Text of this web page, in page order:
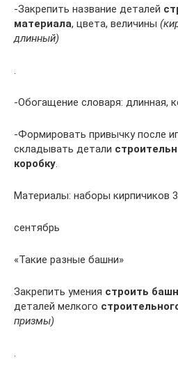
-Закрепить название деталей
материала, цвета, величины
длинный)
.
-Обогащение словаря: длинная,
-Формировать привычку после
складывать детали
коробку.
Материалы: наборы кирпичиков
сентябрь
«Такие разные башни»
Закрепить умения строить
деталей мелкого
призмы)
.